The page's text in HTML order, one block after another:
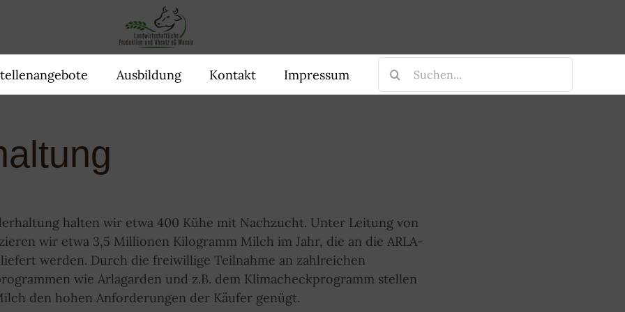
Ausbildung Kontakt Impressum
Suche
nach:
halten wir etwa 400 Kühe mit Nachzucht. Unter Leitung von
wir etwa 3,5 Millionen Kilogramm Milch im Jahr, die an die ARLA-
werden. Durch die freiwillige Teilnahme an zahlreichen
wie Arlagarden und z.B. dem Klimacheckprogramm stellen
den hohen Anforderungen der Käufer genügt.